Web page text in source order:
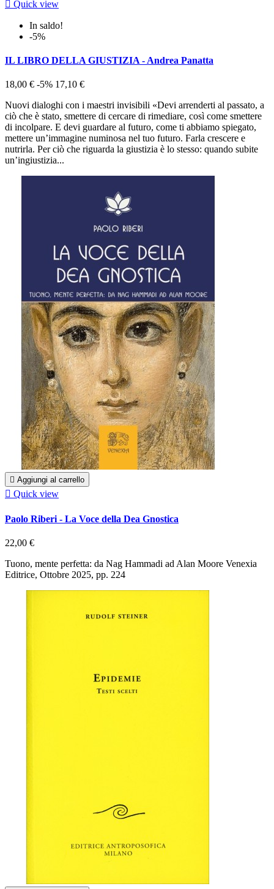
 Quick view
In saldo!
-5%
IL LIBRO DELLA GIUSTIZIA - Andrea Panatta
18,00 € -5% 17,10 €
Nuovi dialoghi con i maestri invisibili «Devi arrenderti al passato, a
ciò che è stato, smettere di cercare di rimediare, così come smettere
di incolpare. E devi guardare al futuro, come ti abbiamo spiegato,
mettere un’immagine numinosa nel tuo futuro. Farla crescere e
nutrirla. Per ciò che riguarda la giustizia è lo stesso: quando subite
un’ingiustizia...
 Aggiungi al carrello
 Quick view
Paolo Riberi - La Voce della Dea Gnostica
22,00 €
Tuono, mente perfetta: da Nag Hammadi ad Alan Moore Venexia
Editrice, Ottobre 2025, pp. 224